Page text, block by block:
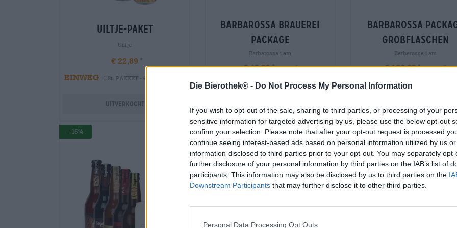
Die Bierothek® - Do Not Process My Personal Information
If you wish to opt-out of the sale, sharing to third parties, or processing of your
sensitive information for targeted advertising by us, please use the below opt-out
confirm your selection. Please note that after your opt-out request is processed
continue seeing interest-based ads based on personal information utilized by us
information disclosed to third parties prior to your opt-out. You may separately
further disclosure of your personal information by third parties on the IAB’s list of
participants. This information may also be disclosed by us to third parties on the
Downstream Participants that may further disclose it to other third parties.
Personal Data Processing Opt Outs
uiltje-paket
Uiltje
€ 22,89
EINWEG
1 St. PAKKET - € 22,89 / St.
Uitverkocht
barbarossa brauerei
package
Barbarossa i am
€ 48,59 € 51,19
- 1 St. PAKKET - € 48,59 / St.
barbarossa
großflaschen
Barbarossa i am
€ 122,89 € 139,79
- 1 St. PAKKET - € 122,89 / St.
- 16%
Fränkische
Braukunst